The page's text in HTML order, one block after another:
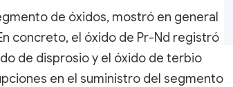
de óxidos, mostró en general
concreto, el óxido de Pr-Nd registró
de disprosio y el óxido de terbio
en el suministro del segmento